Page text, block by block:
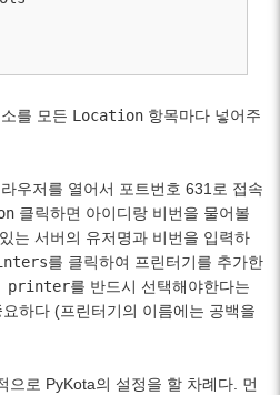
를 모든 Location 항목마다 넣어주
우저를 열어서 포트번호 631로 접속
클릭하면 아이디랑 비번을 물어볼
는 서버의 유저명과 비번을 입력하
를 클릭하여 프린터기를 추가한
printer를 반드시 선택해야한다는
하다 (프린터기의 이름에는 공백을
으로 PyKota의 설정을 할 차례다. 먼